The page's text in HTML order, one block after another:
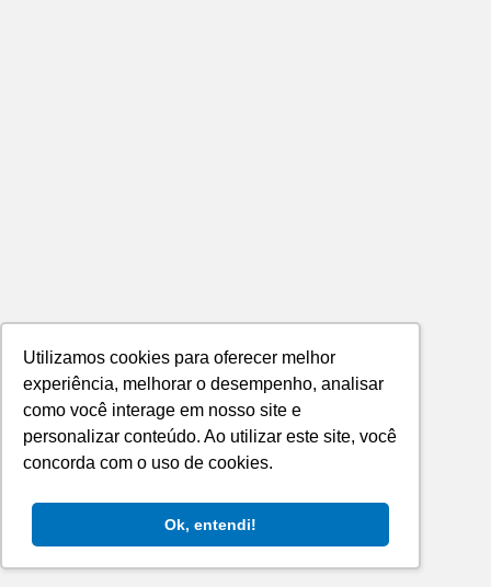
Utilizamos cookies para oferecer melhor
experiência, melhorar o desempenho, analisar
como você interage em nosso site e
personalizar conteúdo. Ao utilizar este site, você
concorda com o uso de cookies.
Ok, entendi!